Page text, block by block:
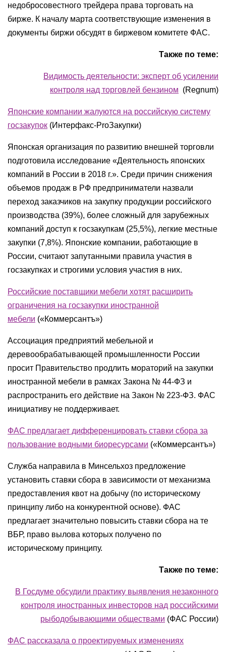
недобросовестного трейдера права торговать на
бирже. К началу марта соответствующие изменения в
документы биржи обсудят в биржевом комитете ФАС.
Также по теме:
Видимость деятельности: эксперт об усилении
контроля над торговлей бензином (Regnum)
Японские компании жалуются на российскую систему
госзакупок (Интерфакс-ProЗакупки)
Японская организация по развитию внешней торговли
подготовила исследование «Деятельность японских
компаний в России в 2018 г.». Среди причин снижения
объемов продаж в РФ предприниматели назвали
переход заказчиков на закупку продукции российского
производства (39%), более сложный для зарубежных
компаний доступ к госзакупкам (25,5%), легкие местные
закупки (7,8%). Японские компании, работающие в
России, считают запутанными правила участия в
госзакупках и строгими условия участия в них.
Российские поставщики мебели хотят расширить
ограничения на госзакупки иностранной
мебели («Коммерсантъ»)
Ассоциация предприятий мебельной и
деревообрабатывающей промышленности России
просит Правительство продлить мораторий на закупки
иностранной мебели в рамках Закона № 44-ФЗ и
распространить его действие на Закон № 223-ФЗ. ФАС
инициативу не поддерживает.
ФАС предлагает дифференцировать ставки сбора за
пользование водными биоресурсами («Коммерсантъ»)
Служба направила в Минсельхоз предложение
установить ставки сбора в зависимости от механизма
предоставления квот на добычу (по историческому
принципу либо на конкурентной основе). ФАС
предлагает значительно повысить ставки сбора на те
ВБР, право вылова которых получено по
историческому принципу.
Также по теме:
В Госдуме обсудили практику выявления незаконного
контроля иностранных инвесторов над российскими
рыбодобывающими обществами (ФАС России)
ФАС рассказала о проектируемых изменениях